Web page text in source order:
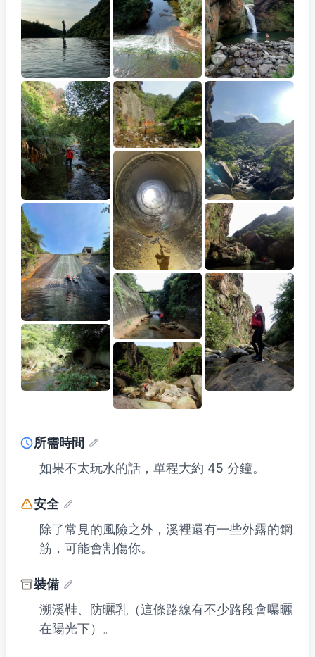
所需時間
如果不太玩水的話，單程大約 45 分鐘。
安全
除了常見的風險之外，溪裡還有一些外露的鋼
筋，可能會割傷你。
裝備
溯溪鞋、防曬乳（這條路線有不少路段會曝曬
在陽光下）。